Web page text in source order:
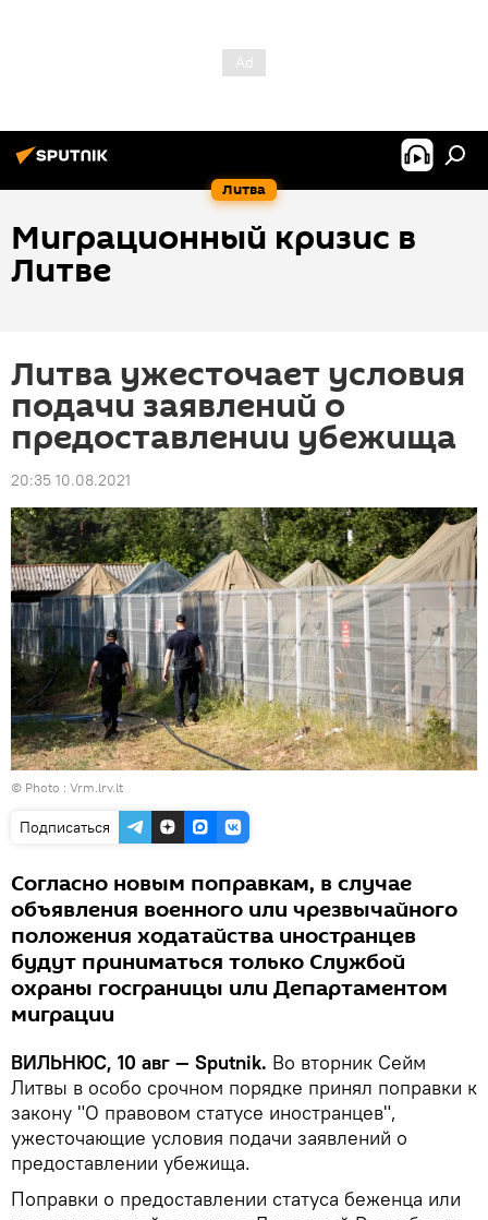
Литва
Миграционный кризис в
Литве
Литва ужесточает условия
подачи заявлений о
предоставлении убежища
20:35 10.08.2021
© Photo : Vrm.lrv.lt
Подписаться
Согласно новым поправкам, в случае
объявления военного или чрезвычайного
положения ходатайства иностранцев
будут приниматься только Службой
охраны госграницы или Департаментом
миграции
ВИЛЬНЮС, 10 авг — Sputnik. Во вторник Сейм
Литвы в особо срочном порядке принял поправки к
закону "О правовом статусе иностранцев",
ужесточающие условия подачи заявлений о
предоставлении убежища.
Поправки о предоставлении статуса беженца или